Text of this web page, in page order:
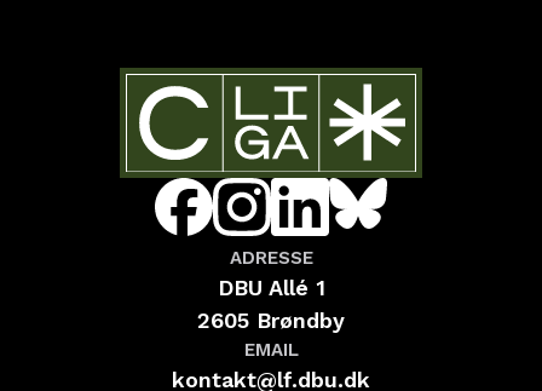
ADRESSE
DBU Allé 1
2605 Brøndby
EMAIL
kontakt@lf.dbu.dk